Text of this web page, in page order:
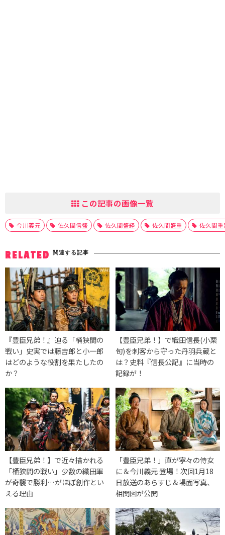
この記事の画像一覧
今川義元 佐久間信盛 佐久間盛経 佐久間盛重 佐久間重
RELATED 関連する記事
『豊臣兄弟！』迫る「桶狭間の
戦い」史実では藤吉郎と小一郎
はどのような役割を果たしたの
か？
【豊臣兄弟！】で織田信長(小栗
旬)を刺客から守った丹羽兵蔵と
は？史料『信長公記』に当時の
記録が！
【豊臣兄弟！】で近々描かれる
「桶狭間の戦い」少数の織田軍
が奇襲で勝利…がほぼ創作とい
える理由
「豊臣兄弟！」直が寧々の侍女
に＆今川義元 登場！次回1月18
日放送のあらすじ＆場面写真、
相関図が公開